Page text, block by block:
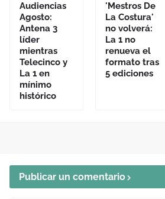
Audiencias
Agosto:
Antena 3
líder
mientras
Telecinco y
La 1 en
mínimo
histórico
'Mestros De
La Costura'
no volverá:
La 1 no
renueva el
formato tras
5 ediciones
Publicar un comentario